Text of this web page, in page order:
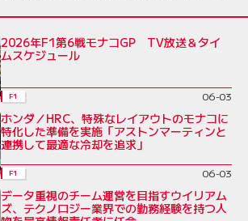
2026年F1第6戦モナコGP TV放送＆タイ
ムスケジュール
F1 06-03
ホンダ／HRC、特殊なレイアウトのモナコに
特化した準備を実施「アストンマーティンと
連携して最適な冷却を追求」
F1 06-03
データ重視のチーム運営を目指すウイリアム
ズ、テクノロジー業界での勤務経験を持つ人